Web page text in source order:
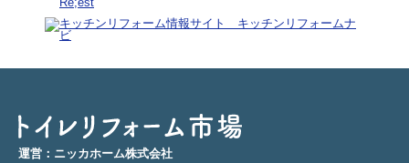
運営：ニッカホーム株式会社